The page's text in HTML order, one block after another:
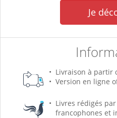
Je
Livraison à partir
Version en ligne
Livres rédigés
francophones et